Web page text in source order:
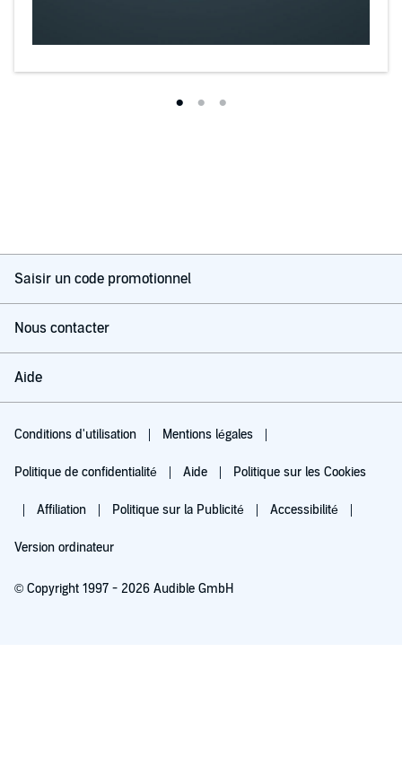
Saisir un code promotionnel
Nous contacter
Aide
Conditions d'utilisation Mentions légales
Politique de confidentialité Aide Politique sur les Cookies
Affiliation Politique sur la Publicité Accessibilité
Version ordinateur
© Copyright 1997 - 2026 Audible GmbH